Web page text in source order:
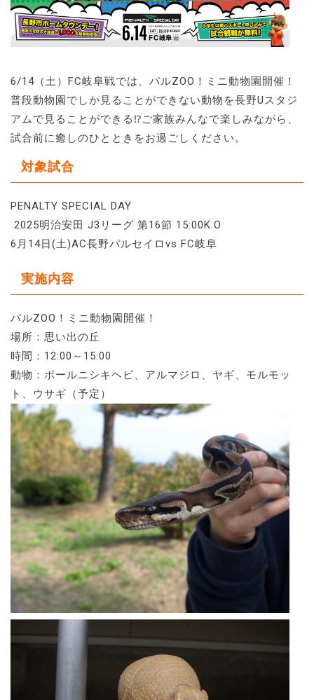
6/14（土）FC岐阜戦では、パルZOO！ミニ動物園開催！
普段動物園でしか見ることができない動物を長野Uスタジ
アムで見ることができる⁉ご家族みんなで楽しみながら、
試合前に癒しのひとときをお過ごしください。
対象試合
PENALTY SPECIAL DAY
2025明治安田 J3リーグ 第16節 15:00K.O
6月14日(土)AC長野パルセイロvs FC岐阜
実施内容
パルZOO！ミニ動物園開催！
場所：思い出の丘
時間：12:00～15:00
動物：ボールニシキヘビ、アルマジロ、ヤギ、モルモッ
ト、ウサギ（予定）